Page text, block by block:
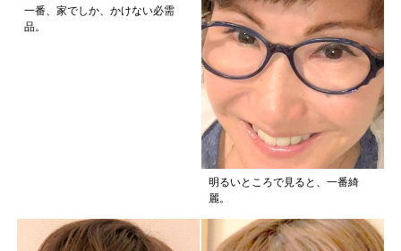
一番、家でしか、かけない必需
品。
明るいところで見ると、一番綺
麗。